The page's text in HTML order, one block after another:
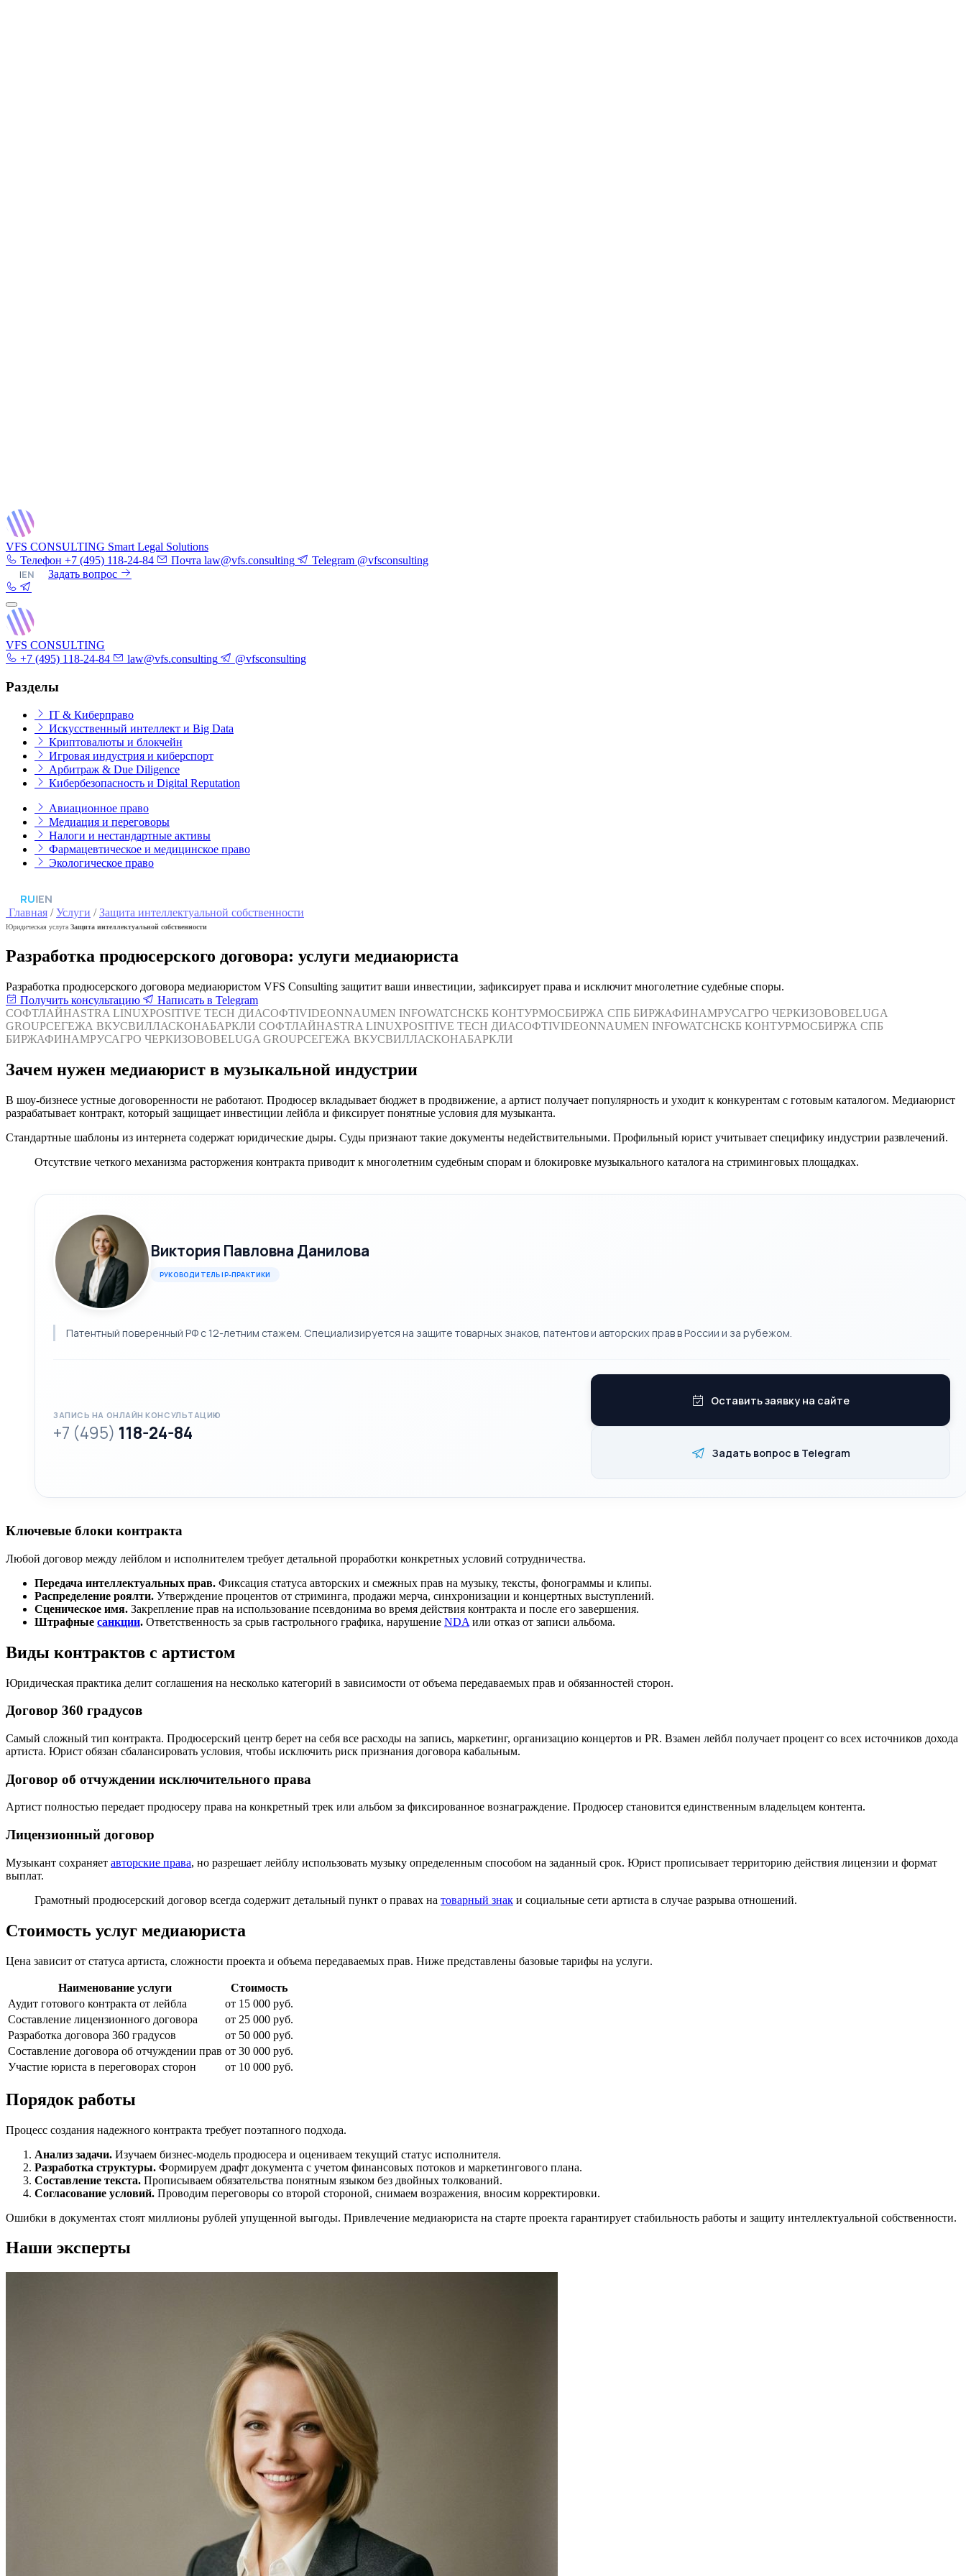
VFS CONSULTING Smart Legal Solutions
Телефон +7 (495) 118-24-84 Почта law@vfs.consulting Telegram @vfsconsulting
|EN Задать вопрос
VFS CONSULTING
+7 (495) 118-24-84
law@vfs.consulting @vfsconsulting
Разделы
IT & Киберправо
Искусственный интеллект и Big Data
Криптовалюты и блокчейн
Игровая индустрия и киберспорт
Арбитраж & Due Diligence
Кибербезопасность и Digital Reputation
Авиационное право
Медиация и переговоры
Налоги и нестандартные активы
Фармацевтическое и медицинское право
Экологическое право
RU|EN
Главная /Услуги /Защита интеллектуальной собственности
Юридическая услуга Защита интеллектуальной собственности
Разработка продюсерского договора: услуги медиаюриста
Разработка продюсерского договора медиаюристом VFS Consulting защитит ваши инвестиции, зафиксирует права и исключит многолетние судебные споры.
Получить консультацию
Написать в Telegram
СОФТЛАЙНASTRA LINUXPOSITIVE TECH ДИАСОФТIVIDEONNAUMEN INFOWATCHСКБ КОНТУРМОСБИРЖА СПБ БИРЖАФИНАМРУСАГРО ЧЕРКИЗОВОBELUGA
GROUPСЕГЕЖА ВКУСВИЛЛАСКОНАБАРКЛИ СОФТЛАЙНASTRA LINUXPOSITIVE TECH ДИАСОФТIVIDEONNAUMEN INFOWATCHСКБ КОНТУРМОСБИРЖА СПБ
БИРЖАФИНАМРУСАГРО ЧЕРКИЗОВОBELUGA GROUPСЕГЕЖА ВКУСВИЛЛАСКОНАБАРКЛИ
Зачем нужен медиаюрист в музыкальной индустрии
В шоу-бизнесе устные договоренности не работают. Продюсер вкладывает бюджет в продвижение, а артист получает популярность и уходит к конкурентам с готовым каталогом. Медиаюрист
разрабатывает контракт, который защищает инвестиции лейбла и фиксирует понятные условия для музыканта.
Стандартные шаблоны из интернета содержат юридические дыры. Суды признают такие документы недействительными. Профильный юрист учитывает специфику индустрии развлечений.
Отсутствие четкого механизма расторжения контракта приводит к многолетним судебным спорам и блокировке музыкального каталога на стриминговых площадках.
Виктория Павловна Данилова
РУКОВОДИТЕЛЬ IP-ПРАКТИКИ
Патентный поверенный РФ с 12-летним стажем. Специализируется на защите товарных знаков, патентов и авторских прав в России и за рубежом.
ЗАПИСЬ НА ОНЛАЙН КОНСУЛЬТАЦИЮ
+7 (495) 118-24-84
Оставить заявку на сайте
Задать вопрос в Telegram
Ключевые блоки контракта
Любой договор между лейблом и исполнителем требует детальной проработки конкретных условий сотрудничества.
Передача интеллектуальных прав. Фиксация статуса авторских и смежных прав на музыку, тексты, фонограммы и клипы.
Распределение роялти. Утверждение процентов от стриминга, продажи мерча, синхронизации и концертных выступлений.
Сценическое имя. Закрепление прав на использование псевдонима во время действия контракта и после его завершения.
Штрафные санкции. Ответственность за срыв гастрольного графика, нарушение NDA или отказ от записи альбома.
Виды контрактов с артистом
Юридическая практика делит соглашения на несколько категорий в зависимости от объема передаваемых прав и обязанностей сторон.
Договор 360 градусов
Самый сложный тип контракта. Продюсерский центр берет на себя все расходы на запись, маркетинг, организацию концертов и PR. Взамен лейбл получает процент со всех источников дохода
артиста. Юрист обязан сбалансировать условия, чтобы исключить риск признания договора кабальным.
Договор об отчуждении исключительного права
Артист полностью передает продюсеру права на конкретный трек или альбом за фиксированное вознаграждение. Продюсер становится единственным владельцем контента.
Лицензионный договор
Музыкант сохраняет авторские права, но разрешает лейблу использовать музыку определенным способом на заданный срок. Юрист прописывает территорию действия лицензии и формат
выплат.
Грамотный продюсерский договор всегда содержит детальный пункт о правах на товарный знак и социальные сети артиста в случае разрыва отношений.
Стоимость услуг медиаюриста
Цена зависит от статуса артиста, сложности проекта и объема передаваемых прав. Ниже представлены базовые тарифы на услуги.
Наименование услуги
Стоимость
Аудит готового контракта от лейбла
от 15 000 руб.
Составление лицензионного договора
от 25 000 руб.
Разработка договора 360 градусов
от 50 000 руб.
Составление договора об отчуждении прав от 30 000 руб.
Участие юриста в переговорах сторон
от 10 000 руб.
Порядок работы
Процесс создания надежного контракта требует поэтапного подхода.
Анализ задачи. Изучаем бизнес-модель продюсера и оцениваем текущий статус исполнителя.
Разработка структуры. Формируем драфт документа с учетом финансовых потоков и маркетингового плана.
Составление текста. Прописываем обязательства понятным языком без двойных толкований.
Согласование условий. Проводим переговоры со второй стороной, снимаем возражения, вносим корректировки.
Ошибки в документах стоят миллионы рублей упущенной выгоды. Привлечение медиаюриста на старте проекта гарантирует стабильность работы и защиту интеллектуальной собственности.
Наши эксперты